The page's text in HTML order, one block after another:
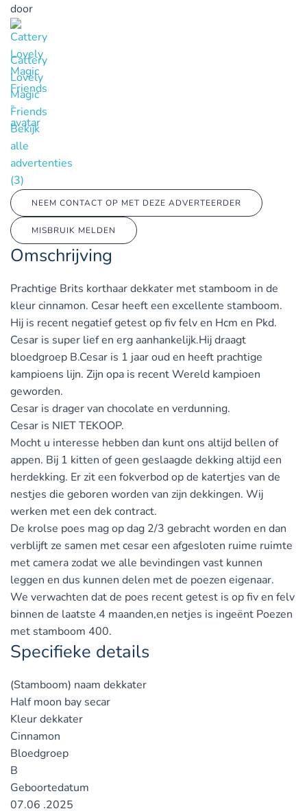
door
Cattery
Lovely
Magic
Friends
Bekijk
alle
advertenties
(3)
NEEM CONTACT OP MET DEZE ADVERTEERDER
MISBRUIK MELDEN
Omschrijving
Prachtige Brits korthaar dekkater met stamboom in de
kleur cinnamon. Cesar heeft een excellente stamboom.
Hij is recent negatief getest op fiv felv en Hcm en Pkd.
Cesar is super lief en erg aanhankelijk.Hij draagt
bloedgroep B.Cesar is 1 jaar oud en heeft prachtige
kampioens lijn. Zijn opa is recent Wereld kampioen
geworden.
Cesar is drager van chocolate en verdunning.
Cesar is NIET TEKOOP.
Mocht u interesse hebben dan kunt ons altijd bellen of
appen. Bij 1 kitten of geen geslaagde dekking altijd een
herdekking. Er zit een fokverbod op de katertjes van de
nestjes die geboren worden van zijn dekkingen. Wij
werken met een dek contract.
De krolse poes mag op dag 2/3 gebracht worden en dan
verblijft ze samen met cesar een afgesloten ruime ruimte
met camera zodat we alle bevindingen vast kunnen
leggen en dus kunnen delen met de poezen eigenaar.
We verwachten dat de poes recent getest is op fiv en felv
binnen de laatste 4 maanden,en netjes is ingeënt Poezen
met stamboom 400.
Specifieke details
(Stamboom) naam dekkater
Half moon bay secar
Kleur dekkater
Cinnamon
Bloedgroep
B
Geboortedatum
07.06 .2025